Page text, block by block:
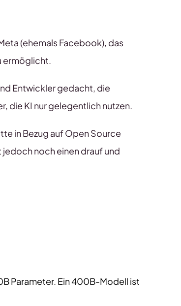
(ehemals Facebook), das
ermöglicht.
Entwickler gedacht, die
die KI nur gelegentlich nutzen.
in Bezug auf Open Source
jedoch noch einen drauf und
Parameter. Ein 400B-Modell ist